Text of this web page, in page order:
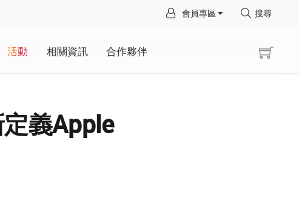
會員專區 搜尋
活動 相關資訊 合作夥伴
義Apple
×